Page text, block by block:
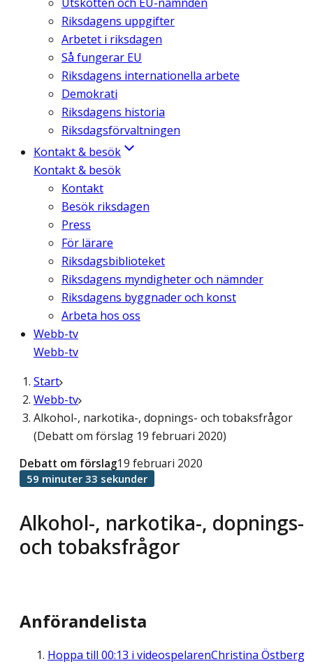
Riksdagens uppgifter
Arbetet i riksdagen
Så fungerar EU
Riksdagens internationella arbete
Demokrati
Riksdagens historia
Riksdagsförvaltningen
Kontakt & besök
Kontakt & besök
Kontakt
Besök riksdagen
Press
För lärare
Riksdagsbiblioteket
Riksdagens myndigheter och nämnder
Riksdagens byggnader och konst
Arbeta hos oss
Webb-tv
Webb-tv
Start
Webb-tv
Alkohol-, narkotika-, dopnings- och tobaksfrågor
(Debatt om förslag 19 februari 2020)
Alkohol-, narkotika-, dopnings-
och tobaksfrågor
Debatt om förslag19 februari 2020
59 minuter 33 sekunder
Anförandelista
Hoppa till 00:13 i videospelarenChristina Östberg